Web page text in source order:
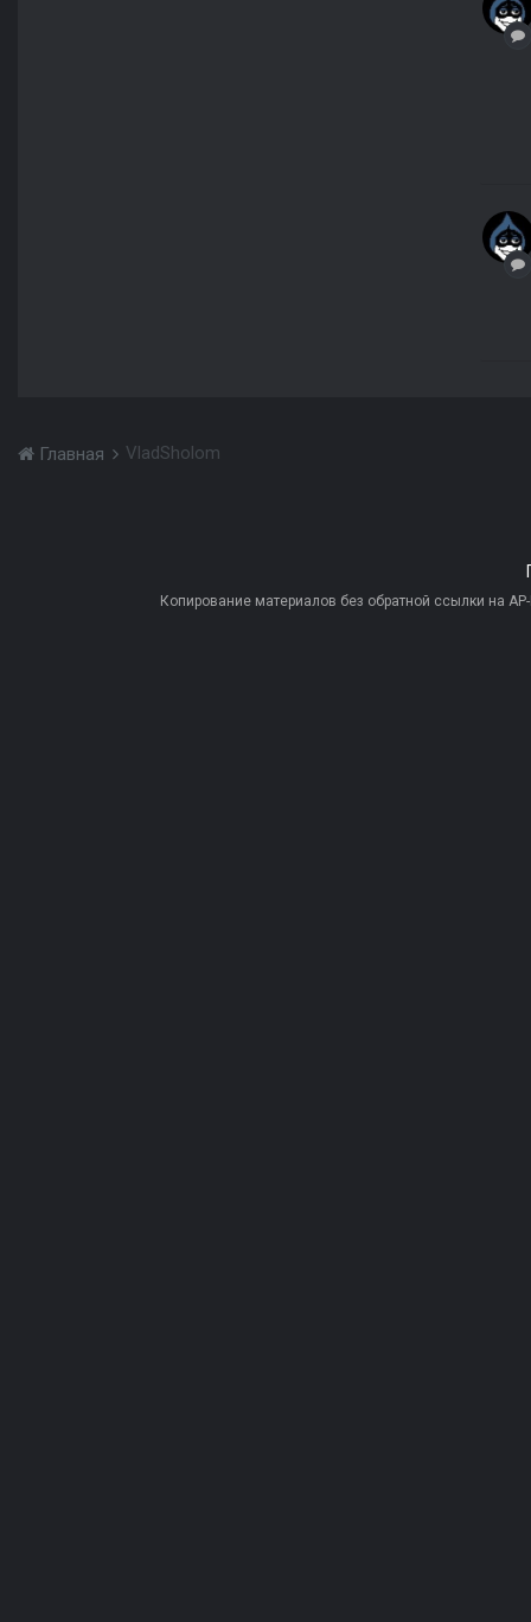
Главная VladSholom
Копирование материалов без обратной ссылки на